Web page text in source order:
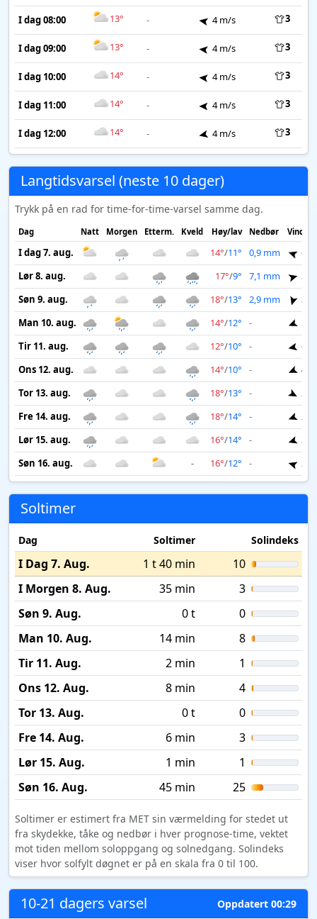
I dag 08:00 13° - 4 m/s 3
I dag 09:00 13° - 4 m/s 3
I dag 10:00 14° - 4 m/s 3
I dag 11:00 14° - 4 m/s 3
I dag 12:00 14° - 4 m/s 3
Langtidsvarsel (neste 10 dager)
Trykk på en rad for time-for-time-varsel samme dag.
Dag Natt Morgen Etterm. Kveld Høy/lav Nedbør Vind
I dag 7. aug. 14°/11° 0,9 mm
6
Lør 8. aug.
17°/9° 7,1 mm
3
Søn 9. aug.
18°/13° 2,9 mm
3
Man 10. aug.
14°/12° -
5
Tir 11. aug.
12°/10° -
6
Ons 12. aug.
14°/10° -
4
Tor 13. aug.
18°/13° -
2
Fre 14. aug.
18°/14° -
2
Lør 15. aug.
16°/14° -
3
Søn 16. aug.
- 16°/12° - 2
Soltimer
Dag Soltimer Solindeks
I Dag 7. Aug. 1 t 40 min
10
I Morgen 8. Aug.
35 min
3
Søn 9. Aug.
0 t
0
Man 10. Aug.
14 min
8
Tir 11. Aug.
2 min
1
Ons 12. Aug.
8 min
4
Tor 13. Aug.
0 t
0
Fre 14. Aug.
6 min
3
Lør 15. Aug.
1 min
1
Søn 16. Aug.
45 min 25
Soltimer er estimert fra MET sin værmelding for stedet ut
fra skydekke, tåke og nedbør i hver prognose-time, vektet
mot tiden mellom soloppgang og solnedgang. Solindeks
viser hvor solfylt døgnet er på en skala fra 0 til 100.
10-21 dagers varsel Oppdatert 00:29